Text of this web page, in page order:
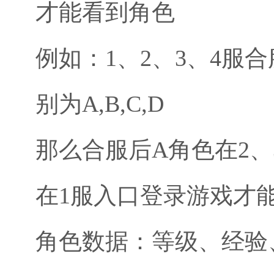
才能看到角色
例如：1、2、3、4服
别为A,B,C,D
那么合服后A角色在2
在1服入口登录游戏才
角色数据：等级、经